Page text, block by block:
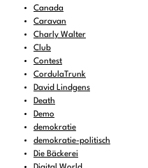
Canada
Caravan
Charly Walter
Club
Contest
CordulaTrunk
David Lindgens
Death
Demo
demokratie
demokratie-politisch
Die Bäckerei